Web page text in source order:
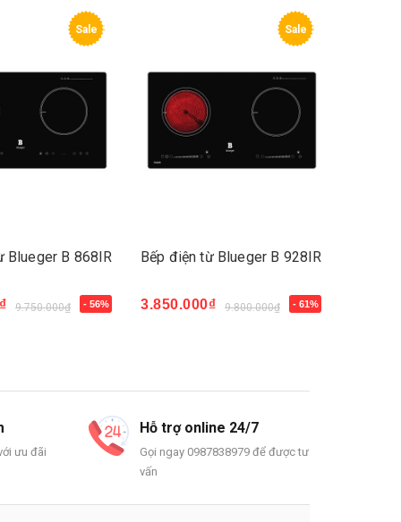
Sale
Blueger B 868IR
9.750.000₫ - 56%
Sale
Bếp điện từ Blueger B 928IR
3.850.000₫ 9.800.000₫ - 61%
Mua ngay
ưu đãi
Hỗ trợ online 24/7
Gọi ngay 0987838979 để được tư
vấn